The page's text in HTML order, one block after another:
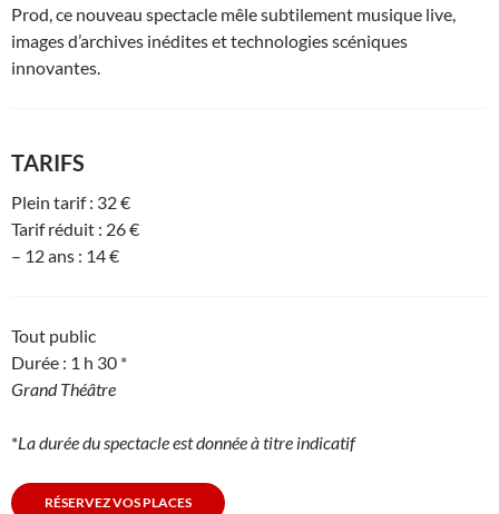
Prod, ce nouveau spectacle mêle subtilement musique live,
images d’archives inédites et technologies scéniques
innovantes.
TARIFS
Plein tarif : 32 €
Tarif réduit : 26 €
– 12 ans : 14 €
Tout public
Durée : 1 h 30 *
Grand Théâtre
*La durée du spectacle est donnée à titre indicatif
RÉSERVEZ VOS PLACES